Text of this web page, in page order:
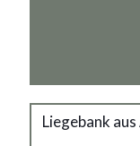
Liegebank